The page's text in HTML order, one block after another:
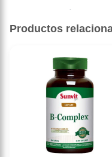
Sin descripción
Productos